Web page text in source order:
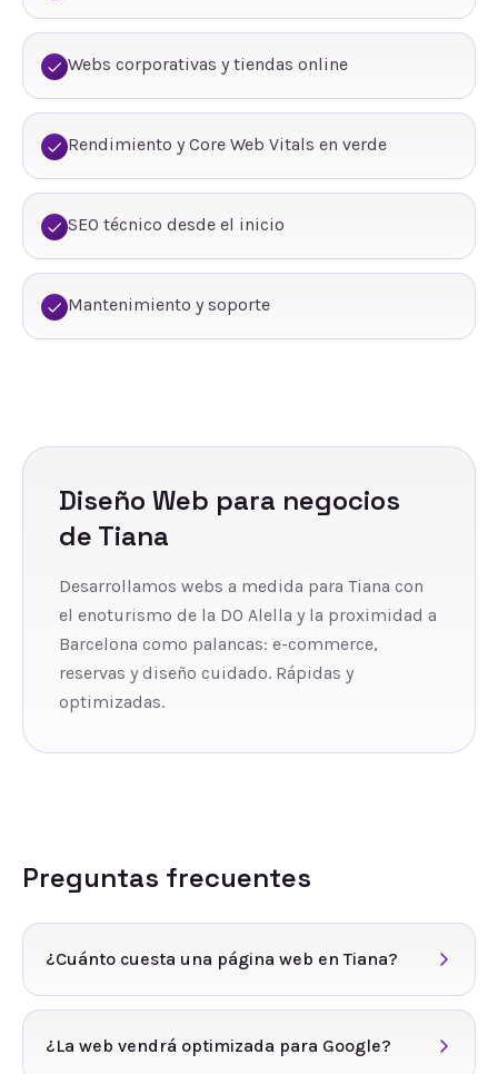
Webs corporativas y tiendas online
Rendimiento y Core Web Vitals en verde
SEO técnico desde el inicio
Mantenimiento y soporte
Diseño Web para negocios
de Tiana
Desarrollamos webs a medida para Tiana con
el enoturismo de la DO Alella y la proximidad a
Barcelona como palancas: e-commerce,
reservas y diseño cuidado. Rápidas y
optimizadas.
Preguntas frecuentes
¿Cuánto cuesta una página web en Tiana?
¿La web vendrá optimizada para Google?